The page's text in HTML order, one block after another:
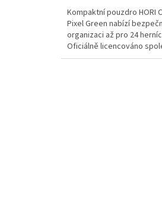
Kompaktní pouzdro HORI
Pixel Green nabízí
organizaci až pro 24
Oficiálně licencováno
Pokémon Company.